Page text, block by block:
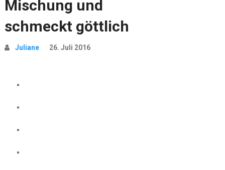
Mischung und
schmeckt göttlich
Juliane 26. Juli 2016